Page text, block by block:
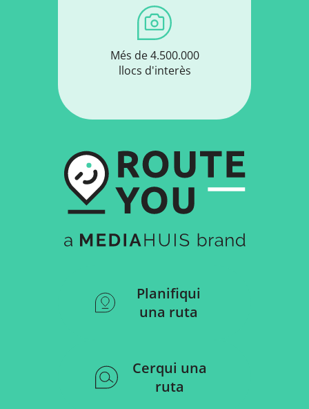
Més de 4.500.000
llocs d'interès
Planifiqui
una ruta
Cerqui una
ruta